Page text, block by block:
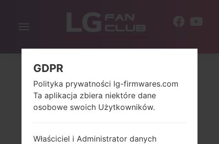
Włącz
GDPR
Polityka prywatności lg-firmwares.com
Ta aplikacja zbiera niektóre dane
osobowe swoich Użytkowników.
Właściciel i Administrator danych